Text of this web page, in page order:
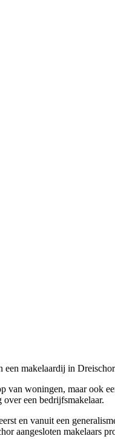
makelaardij in
van woningen, maar ook
een bedrijfsmakelaar.
en vanuit een
aangesloten makelaars